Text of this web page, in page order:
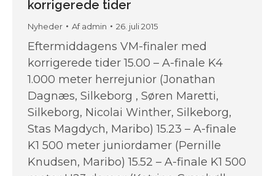
korrigerede tider
Nyheder Afadmin 26. juli 2015
Eftermiddagens VM-finaler med
korrigerede tider 15.00 – A-finale K4
1.000 meter herrejunior (Jonathan
Dagnæs, Silkeborg , Søren Maretti,
Silkeborg, Nicolai Winther, Silkeborg,
Stas Magdych, Maribo) 15.23 – A-finale
K1 500 meter juniordamer (Pernille
Knudsen, Maribo) 15.52 – A-finale K1 500